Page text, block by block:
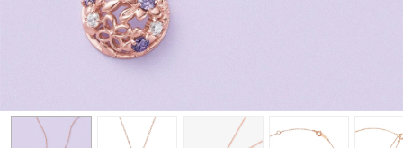
誕生石